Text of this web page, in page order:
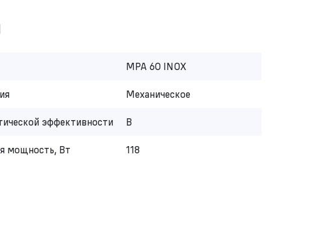
MPA 60 INOX
Механическое
эффективности B
мощность, Вт 118